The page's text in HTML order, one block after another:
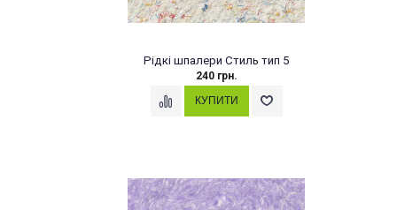
Рідкі шпалери Стиль тип 5
240 грн.